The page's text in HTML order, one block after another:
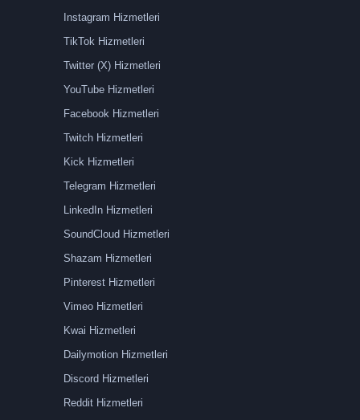
Instagram Hizmetleri
TikTok Hizmetleri
Twitter (X) Hizmetleri
YouTube Hizmetleri
Facebook Hizmetleri
Twitch Hizmetleri
Kick Hizmetleri
Telegram Hizmetleri
LinkedIn Hizmetleri
SoundCloud Hizmetleri
Shazam Hizmetleri
Pinterest Hizmetleri
Vimeo Hizmetleri
Kwai Hizmetleri
Dailymotion Hizmetleri
Discord Hizmetleri
Reddit Hizmetleri